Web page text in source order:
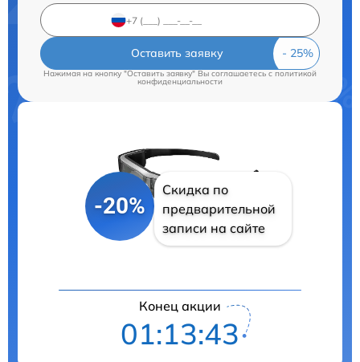
Оставить заявку
Нажимая на кнопку "Оставить заявку" Вы соглашаетесь cполитикой
конфиденциальности
-20%
Скидка по
предварительной
записи на сайте
Конец акции
01:13:42